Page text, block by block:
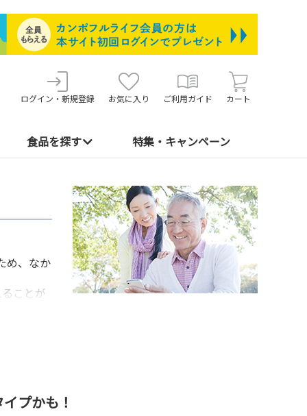
ログイン・新規登録 お気に入り ご利用ガイド カート
食品を探す 特集・キャンペーン
め、なか
ことが
プかも！